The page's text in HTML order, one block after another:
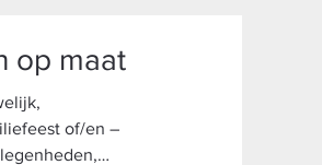
op maat
of/en –